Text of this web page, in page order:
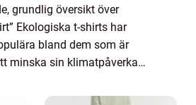
grundlig översikt över
Ekologiska t-shirts har
bland dem som är
minska sin klimatpåverkan
Dessa t-shirts tillverka...